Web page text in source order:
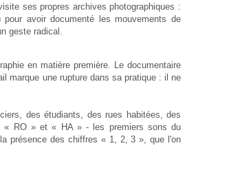
ses propres archives photographiques :
avoir documenté les mouvements de
geste radical.
en matière première. Le documentaire
marque une rupture dans sa pratique : il ne
des étudiants, des rues habitées, des
« RO » et « HA » - les premiers sons du
présence des chiffres « 1, 2, 3 », que l'on